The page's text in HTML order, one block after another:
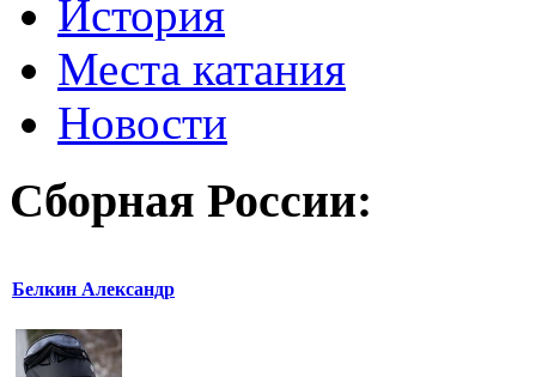
История
Места катания
Новости
Сборная России:
Белкин Александр